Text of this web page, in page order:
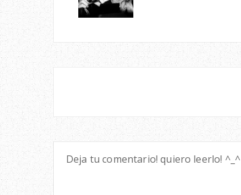
Deja tu comentario! quiero leerlo! ^_^